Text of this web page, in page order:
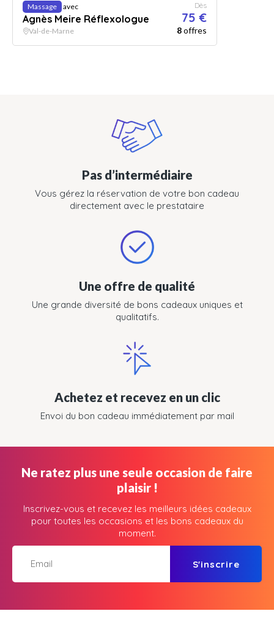
Massage avec
Agnès Meire Réflexologue
Dès
75 €
Val-de-Marne 8offres
Pas d’intermédiaire
Vous gérez la réservation de votre bon cadeau
directement avec le prestataire
Une offre de qualité
Une grande diversité de bons cadeaux uniques et
qualitatifs.
Achetez et recevez en un clic
Envoi du bon cadeau immédiatement par mail
Ne ratez plus une seule occasion de faire
plaisir !
Inscrivez-vous et recevez les meilleurs idées cadeaux
pour toutes les occasions et les bons cadeaux du
moment.
S'inscrire